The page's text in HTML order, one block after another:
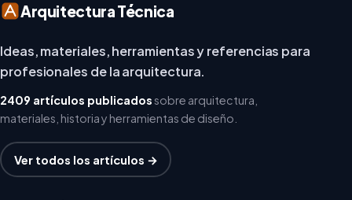
Arquitectura Técnica
Ideas, materiales, herramientas y referencias para
profesionales de la arquitectura.
2409 artículos publicadossobre arquitectura,
materiales, historia y herramientas de diseño.
Ver todos los artículos →